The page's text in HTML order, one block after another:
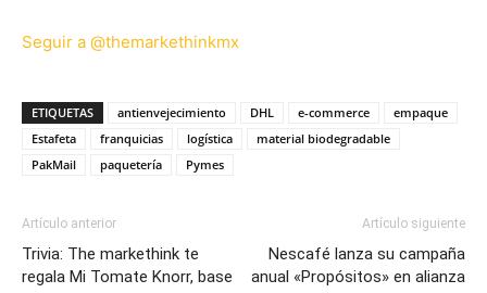
Seguir a @themarkethinkmx
ETIQUETAS antienvejecimiento DHL e-commerce
empaque
Estafeta
franquicias logística
material biodegradable
PakMail
paquetería Pymes
Artículo anterior
Trivia: The markethink te
regala Mi Tomate Knorr, base
Artículo siguiente
Nescafé lanza su campaña
anual «Propósitos» en alianza